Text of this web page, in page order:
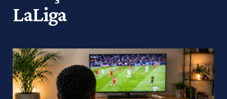
LaLiga